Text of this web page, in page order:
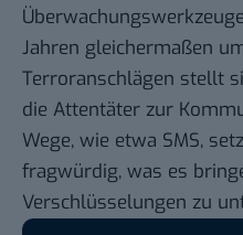
Jahren gleichermaßen
Terroranschlägen stellt
die Attentäter zur
Wege, wie etwa SMS,
fragwürdig, was es
Verschlüsselungen zu